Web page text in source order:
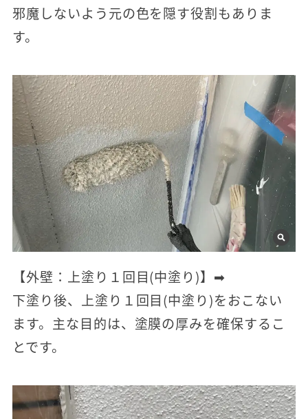
邪魔しないよう元の色を隠す役割もありま
す。
【外壁：上塗り１回目(中塗り)】➡
下塗り後、上塗り１回目(中塗り)をおこない
ます。主な目的は、塗膜の厚みを確保するこ
とです。